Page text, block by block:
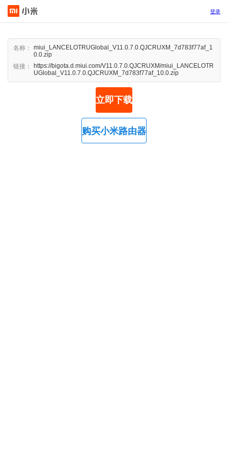
登录
名称：
miui_LANCELOTRUGlobal_V11.0.7.0.QJCRUXM_7d783f77af_1
0.0.zip
链接：
https://bigota.d.miui.com/V11.0.7.0.QJCRUXM/miui_LANCELOTR
UGlobal_V11.0.7.0.QJCRUXM_7d783f77af_10.0.zip
立即下载
购买小米路由器